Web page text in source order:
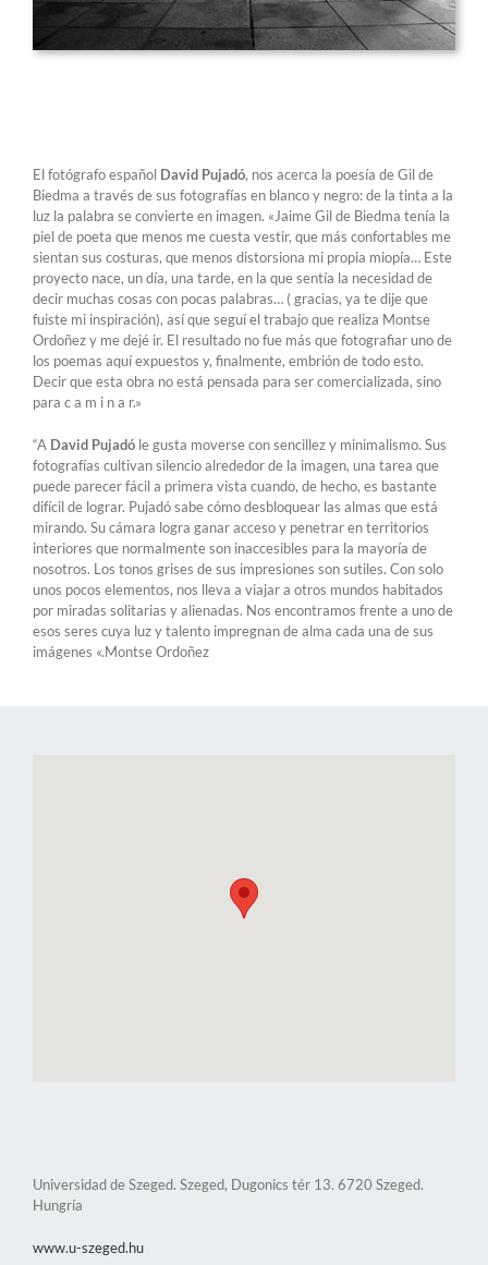
El fotógrafo español David Pujadó, nos acerca la poesía de Gil de
Biedma a través de sus fotografías en blanco y negro: de la tinta a la
luz la palabra se convierte en imagen. «Jaime Gil de Biedma tenía la
piel de poeta que menos me cuesta vestir, que más confortables me
sientan sus costuras, que menos distorsiona mi propia miopía… Este
proyecto nace, un día, una tarde, en la que sentía la necesidad de
decir muchas cosas con pocas palabras… ( gracias, ya te dije que
fuiste mi inspiración), así que seguí el trabajo que realiza Montse
Ordoñez y me dejé ir. El resultado no fue más que fotografiar uno de
los poemas aquí expuestos y, finalmente, embrión de todo esto.
Decir que esta obra no está pensada para ser comercializada, sino
para c a m i n a r.»
“A David Pujadó le gusta moverse con sencillez y minimalismo. Sus
fotografías cultivan silencio alrededor de la imagen, una tarea que
puede parecer fácil a primera vista cuando, de hecho, es bastante
difícil de lograr. Pujadó sabe cómo desbloquear las almas que está
mirando. Su cámara logra ganar acceso y penetrar en territorios
interiores que normalmente son inaccesibles para la mayoría de
nosotros. Los tonos grises de sus impresiones son sutiles. Con solo
unos pocos elementos, nos lleva a viajar a otros mundos habitados
por miradas solitarias y alienadas. Nos encontramos frente a uno de
esos seres cuya luz y talento impregnan de alma cada una de sus
imágenes «.Montse Ordoñez
Universidad de Szeged. Szeged, Dugonics tér 13. 6720 Szeged.
Hungría
www.u-szeged.hu